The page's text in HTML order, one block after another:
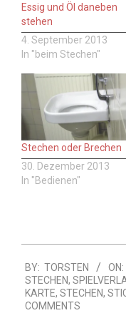
Essig und Öl daneben
stehen
4. September 2013
In "beim Stechen"
Stechen oder Brechen
30. Dezember 2013
In "Bedienen"
09-
04
BY: TORSTEN ON:
STECHEN,
KARTE, STECHEN,
COMMENTS